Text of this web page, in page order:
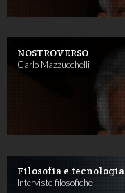
NOSTROVERSO
Carlo Mazzucchelli
Filosofia e tecnologia
Interviste filosofiche